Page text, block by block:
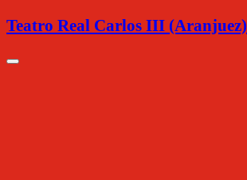
Teatro Real Carlos III (Aranjuez)